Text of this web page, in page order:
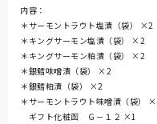
内容：
＊サーモントラウト塩漬（袋）
×2
＊キングサーモン塩漬（袋）
×2
＊キングサーモン粕漬（袋）
×2
＊銀鱈味噌漬（袋）
×2
＊銀鱈粕漬（袋）
×2
＊サーモントラウト味噌漬（袋）
ギフト化粧函 Ｇ－１２ ×1